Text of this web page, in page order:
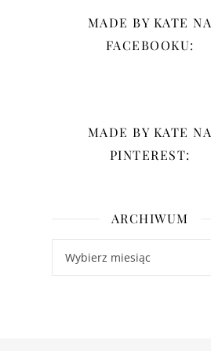
MADE BY KATE NA
FACEBOOKU:
MADE BY KATE NA
PINTEREST:
ARCHIWUM